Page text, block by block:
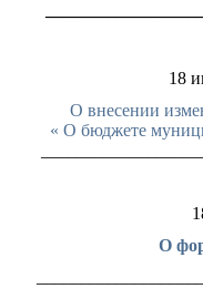
18
О внесении
« О бюджете
О